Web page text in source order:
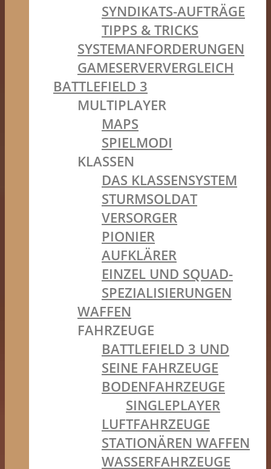
SYNDIKATS-AUFTRÄGE
TIPPS & TRICKS
SYSTEMANFORDERUNGEN
GAMESERVERVERGLEICH
BATTLEFIELD 3
MULTIPLAYER
MAPS
SPIELMODI
KLASSEN
DAS KLASSENSYSTEM
STURMSOLDAT
VERSORGER
PIONIER
AUFKLÄRER
EINZEL UND SQUAD-
SPEZIALISIERUNGEN
WAFFEN
FAHRZEUGE
BATTLEFIELD 3 UND
SEINE FAHRZEUGE
BODENFAHRZEUGE
SINGLEPLAYER
LUFTFAHRZEUGE
STATIONÄREN WAFFEN
WASSERFAHRZEUGE